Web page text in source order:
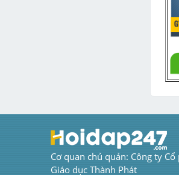
Cơ quan chủ quản: Công ty
Giáo dục Thành Phát